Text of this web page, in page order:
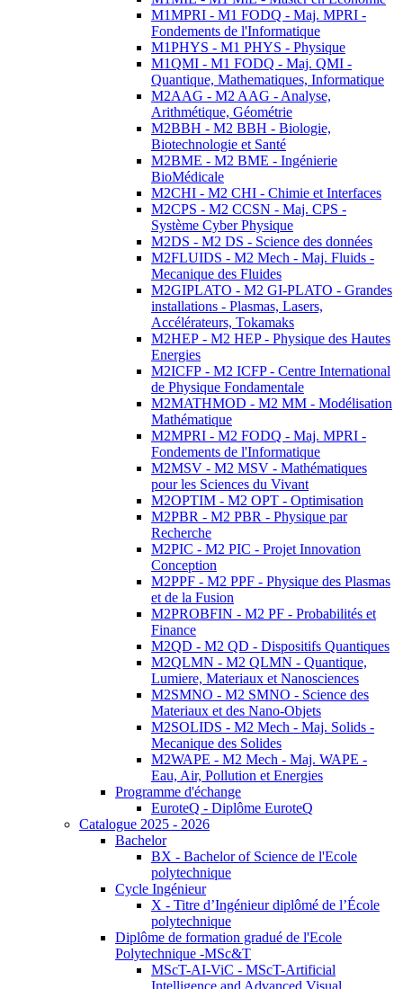
M1MPRI - M1 FODQ - Maj. MPRI -
Fondements de l'Informatique
M1PHYS - M1 PHYS - Physique
M1QMI - M1 FODQ - Maj. QMI -
Quantique, Mathematiques, Informatique
M2AAG - M2 AAG - Analyse,
Arithmétique, Géométrie
M2BBH - M2 BBH - Biologie,
Biotechnologie et Santé
M2BME - M2 BME - Ingénierie
BioMédicale
M2CHI - M2 CHI - Chimie et Interfaces
M2CPS - M2 CCSN - Maj. CPS -
Système Cyber Physique
M2DS - M2 DS - Science des données
M2FLUIDS - M2 Mech - Maj. Fluids -
Mecanique des Fluides
M2GIPLATO - M2 GI-PLATO - Grandes
installations - Plasmas, Lasers,
Accélérateurs, Tokamaks
M2HEP - M2 HEP - Physique des Hautes
Energies
M2ICFP - M2 ICFP - Centre International
de Physique Fondamentale
M2MATHMOD - M2 MM - Modélisation
Mathématique
M2MPRI - M2 FODQ - Maj. MPRI -
Fondements de l'Informatique
M2MSV - M2 MSV - Mathématiques
pour les Sciences du Vivant
M2OPTIM - M2 OPT - Optimisation
M2PBR - M2 PBR - Physique par
Recherche
M2PIC - M2 PIC - Projet Innovation
Conception
M2PPF - M2 PPF - Physique des Plasmas
et de la Fusion
M2PROBFIN - M2 PF - Probabilités et
Finance
M2QD - M2 QD - Dispositifs Quantiques
M2QLMN - M2 QLMN - Quantique,
Lumiere, Materiaux et Nanosciences
M2SMNO - M2 SMNO - Science des
Materiaux et des Nano-Objets
M2SOLIDS - M2 Mech - Maj. Solids -
Mecanique des Solides
M2WAPE - M2 Mech - Maj. WAPE -
Eau, Air, Pollution et Energies
Programme d'échange
EuroteQ - Diplôme EuroteQ
Catalogue 2025 - 2026
Bachelor
BX - Bachelor of Science de l'Ecole
polytechnique
Cycle Ingénieur
X - Titre d’Ingénieur diplômé de l’École
polytechnique
Diplôme de formation gradué de l'Ecole
Polytechnique -MSc&T
MScT-AI-ViC - MScT-Artificial
Intelligence and Advanced Visual